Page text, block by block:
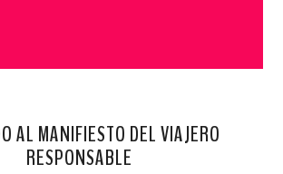
AL MANIFIESTO DEL VIAJERO
RESPONSABLE